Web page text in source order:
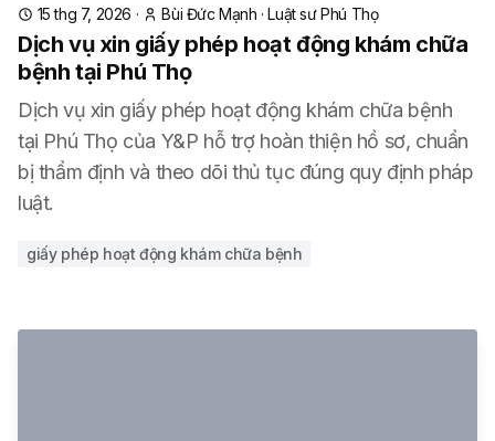
15 thg 7, 2026 · Bùi Đức Mạnh ·Luật sư Phú Thọ
Dịch vụ xin giấy phép hoạt động khám chữa
bệnh tại Phú Thọ
Dịch vụ xin giấy phép hoạt động khám chữa bệnh
tại Phú Thọ của Y&P hỗ trợ hoàn thiện hồ sơ, chuẩn
bị thẩm định và theo dõi thủ tục đúng quy định pháp
luật.
giấy phép hoạt động khám chữa bệnh